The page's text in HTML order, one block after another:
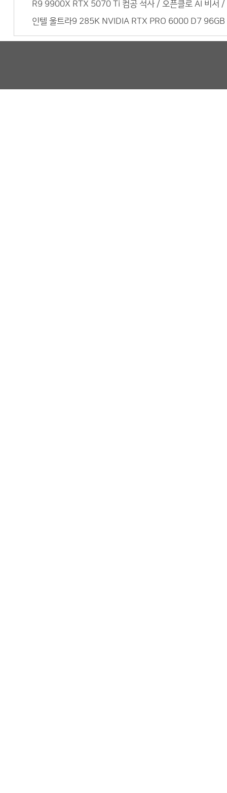
R9 9900X RTX 5070 Ti 컴공 석사 / 오픈클로 AI 비서 /
인텔 울트라9 285K NVIDIA RTX PRO 6000 D7 96GB